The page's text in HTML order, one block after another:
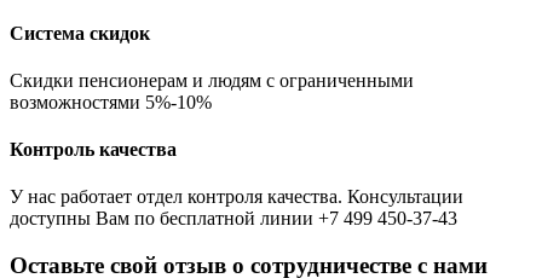
Система скидок
Скидки пенсионерам и людям с ограниченными
возможностями 5%-10%
Контроль качества
У нас работает отдел контроля качества. Консультации
доступны Вам по бесплатной линии +7 499 450-37-43
Оставьте свой отзыв о сотрудничестве с нами